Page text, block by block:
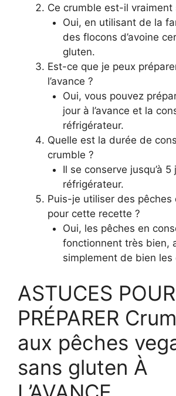
Ce crumble est-il vraiment
Oui, en utilisant de la
des flocons d’avoine
gluten.
Est-ce que je peux
l’avance ?
Oui, vous pouvez
jour à l’avance et la
réfrigérateur.
Quelle est la durée de
crumble ?
Il se conserve jusqu’à 5
réfrigérateur.
Puis-je utiliser des pêches
pour cette recette ?
Oui, les pêches en
fonctionnent très bien,
simplement de bien les
ASTUCES POUR
PRÉPARER
aux pêches
sans gluten À